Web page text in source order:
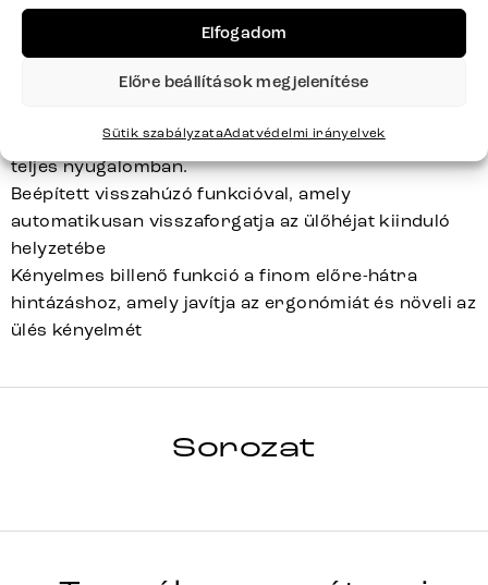
Elfogadom
Előre beállítások megjelenítése
Sütik szabályzataAdatvédelmi irányelvek
gerincet. A zsákrugós mag formastabil, 40-es
sűrűségű habbal és kiváló nyomásállósággal
rendelkezik, így rendkívül magas minőségű és
kényelmes és egészséges ülőkomfortot élvezhetsz
teljes nyugalomban.
Beépített visszahúzó funkcióval, amely
automatikusan visszaforgatja az ülőhéjat kiinduló
helyzetébe
Kényelmes billenő funkció a finom előre-hátra
hintázáshoz, amely javítja az ergonómiát és növeli az
ülés kényelmét
Sorozat
PEJO-FLEX Teljes sorozat részletei